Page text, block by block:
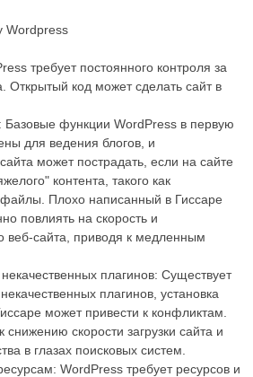
Wordpress
требует постоянного контроля за
Открытый код может сделать сайт в
Базовые функции WordPress в первую
для ведения блогов, и
может пострадать, если на сайте
контента, такого как
Плохо написанный в Гиссаре
повлиять на скорость и
веб-сайта, приводя к медленным
плагинов: Существует
плагинов, установка
может привести к конфликтам.
снижению скорости загрузки сайта и
в глазах поисковых систем.
WordPress требует ресурсов и